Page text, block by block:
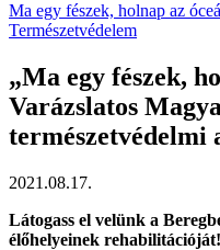
Ma egy fészek, holnap az
Természetvédelem
„Ma egy fészek,
Varázslatos
természetvédelmi
2021.08.17.
Látogass el velünk a
élőhelyeinek rehabilitációját!